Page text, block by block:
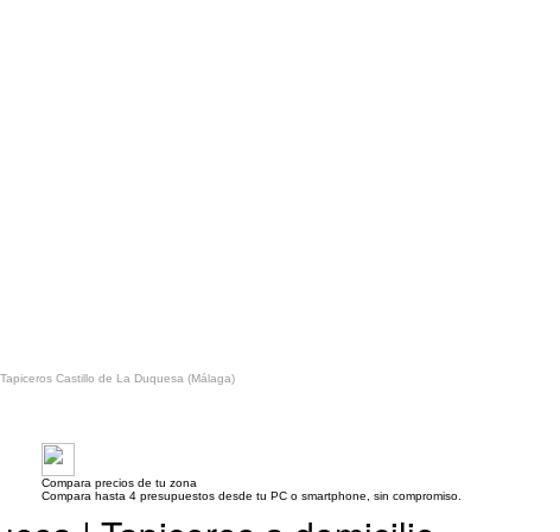
Tapiceros Castillo de La Duquesa (Málaga)
Compara precios de tu zona
Compara hasta 4 presupuestos desde tu PC o smartphone, sin compromiso.